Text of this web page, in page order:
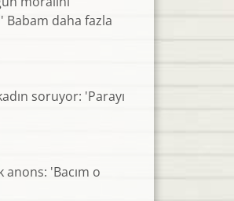
Babam daha fazla
soruyor: 'Parayı
anons: 'Bacım o